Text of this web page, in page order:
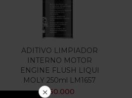
ADITIVO LIMPIADOR
INTERNO MOTOR
ENGINE FLUSH LIQUI
MOLY 250ml LM1657
$50.000